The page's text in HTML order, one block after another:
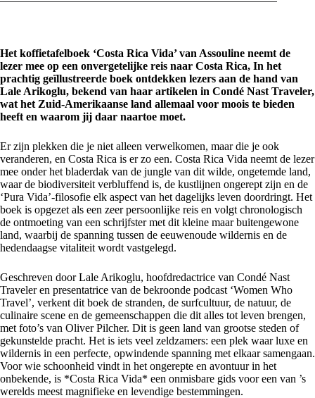
Het koffietafelboek ‘Costa Rica Vida’ van Assouline neemt de
lezer mee op een onvergetelijke reis naar Costa Rica, In het
prachtig geïllustreerde boek ontdekken lezers aan de hand van
Lale Arikoglu, bekend van haar artikelen in Condé Nast Traveler,
wat het Zuid-Amerikaanse land allemaal voor moois te bieden
heeft en waarom jij daar naartoe moet.
Er zijn plekken die je niet alleen verwelkomen, maar die je ook
veranderen, en Costa Rica is er zo een. Costa Rica Vida neemt de lezer
mee onder het bladerdak van de jungle van dit wilde, ongetemde land,
waar de biodiversiteit verbluffend is, de kustlijnen ongerept zijn en de
‘Pura Vida’-filosofie elk aspect van het dagelijks leven doordringt. Het
boek is opgezet als een zeer persoonlijke reis en volgt chronologisch
de ontmoeting van een schrijfster met dit kleine maar buitengewone
land, waarbij de spanning tussen de eeuwenoude wildernis en de
hedendaagse vitaliteit wordt vastgelegd.
Geschreven door Lale Arikoglu, hoofdredactrice van Condé Nast
Traveler en presentatrice van de bekroonde podcast ‘Women Who
Travel’, verkent dit boek de stranden, de surfcultuur, de natuur, de
culinaire scene en de gemeenschappen die dit alles tot leven brengen,
met foto’s van Oliver Pilcher. Dit is geen land van grootse steden of
gekunstelde pracht. Het is iets veel zeldzamers: een plek waar luxe en
wildernis in een perfecte, opwindende spanning met elkaar samengaan.
Voor wie schoonheid vindt in het ongerepte en avontuur in het
onbekende, is *Costa Rica Vida* een onmisbare gids voor een van ’s
werelds meest magnifieke en levendige bestemmingen.